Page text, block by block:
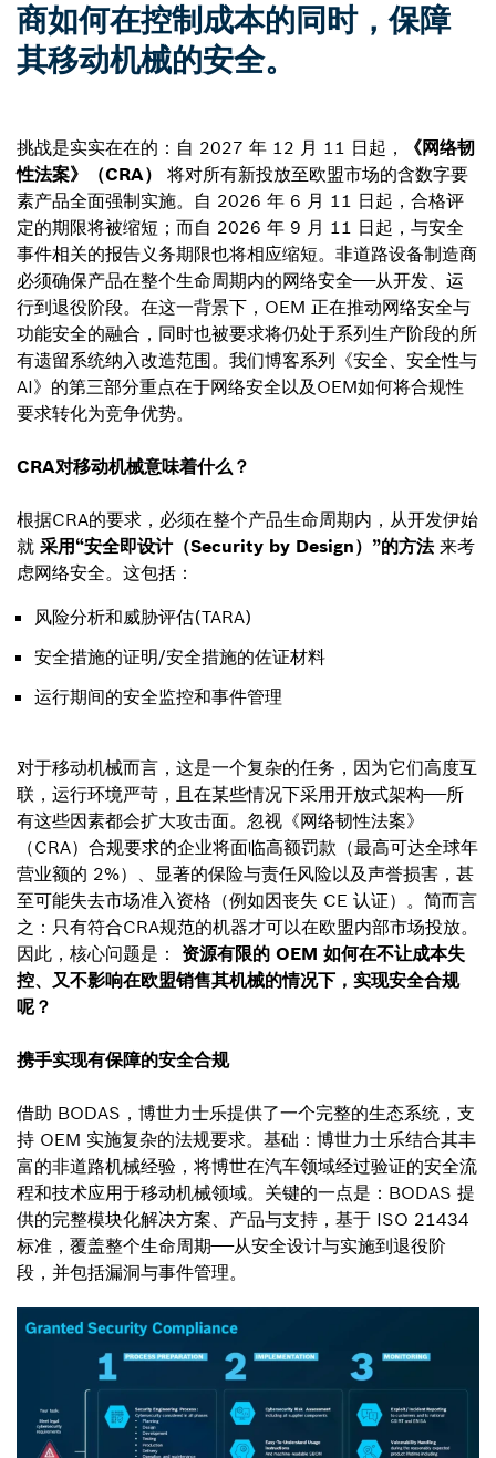
商如何在控制成本的同时，保障
其移动机械的安全。
挑战是实实在在的：自 2027 年 12 月 11 日起，
《网络韧
性法案》（CRA）
将对所有新投放至欧盟市场的含数字要
素产品全面强制实施。自 2026 年 6 月 11 日起，合格评
定的期限将被缩短；而自 2026 年 9 月 11 日起，与安全
事件相关的报告义务期限也将相应缩短。非道路设备制造商
必须确保产品在整个生命周期内的网络安全——从开发、运
行到退役阶段。在这一背景下，OEM 正在推动网络安全与
功能安全的融合，同时也被要求将仍处于系列生产阶段的所
有遗留系统纳入改造范围。我们博客系列《安全、安全性与
AI》的第三部分重点在于网络安全以及OEM如何将合规性
要求转化为竞争优势。
CRA对移动机械意味着什么？
根据CRA的要求，必须在整个产品生命周期内，从开发伊始
就 采用“安全即设计（Security by Design）”的方法来考
虑网络安全。这包括：
风险分析和威胁评估(TARA)
安全措施的证明/安全措施的佐证材料
运行期间的安全监控和事件管理
对于移动机械而言，这是一个复杂的任务，因为它们高度互
联，运行环境严苛，且在某些情况下采用开放式架构——所
有这些因素都会扩大攻击面。忽视《网络韧性法案》
（CRA）合规要求的企业将面临高额罚款（最高可达全球年
营业额的 2%）、显著的保险与责任风险以及声誉损害，甚
至可能失去市场准入资格（例如因丧失 CE 认证）。简而言
之：只有符合CRA规范的机器才可以在欧盟内部市场投放。
因此，核心问题是： 资源有限的 OEM 如何在不让成本失
控、又不影响在欧盟销售其机械的情况下，实现安全合规
呢？
携手实现有保障的安全合规
借助 BODAS，博世力士乐提供了一个完整的生态系统，支
持 OEM 实施复杂的法规要求。基础：博世力士乐结合其丰
富的非道路机械经验，将博世在汽车领域经过验证的安全流
程和技术应用于移动机械领域。关键的一点是：BODAS 提
供的完整模块化解决方案、产品与支持，基于 ISO 21434
标准，覆盖整个生命周期——从安全设计与实施到退役阶
段，并包括漏洞与事件管理。